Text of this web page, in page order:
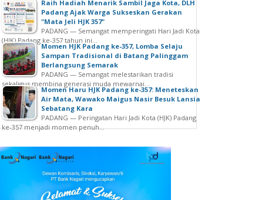
Raih Hadiah Menarik Sambil Jaga Kota, DLH
Padang Ajak Warga Sukseskan Gerakan
"Mata Jeli HJK 357"
PADANG — Semangat memperingati Hari Jadi Kota
(HJK) Padang ke-357 tahun ini...
Momen HJK Padang ke-357, Lomba Selaju
Sampan Tradisional di Batang Palinggam
Berlangsung Semarak
PADANG — Semangat melestarikan tradisi
sekaligus membina generasi muda mewarnai...
Momen Haru HJK Padang ke-357: Meneteskan
Air Mata, Wawako Maigus Nasir Besuk Lansia
Sebatang Kara
PADANG — Peringatan Hari Jadi Kota (HJK) Padang
ke-357 menjadi momen penuh...